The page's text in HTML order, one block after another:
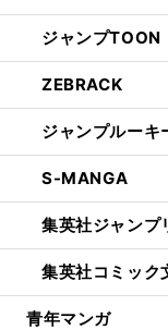
ジャンプTOON
ZEBRACK
ジャンプルーキ
S-MANGA
集英社ジャンプ
集英社コミック
青年マンガ